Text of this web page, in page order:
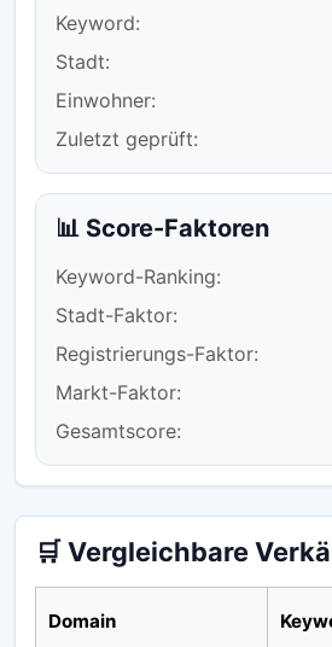
Keyword:
Stadt:
Einwohner:
Zuletzt geprüft:
📊 Score-Faktoren
Keyword-Ranking:
Stadt-Faktor:
Registrierungs-Faktor:
Markt-Faktor:
Gesamtscore:
🛒 Vergleichbare
Domain